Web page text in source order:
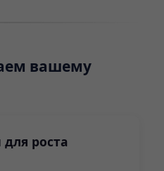
вашему
роста